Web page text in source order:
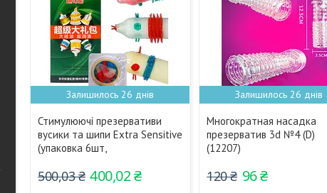
Залишилось 26 днів
Стимулюючі презервативи
вусики та шипи Extra Sensitive
(упаковка 6шт,
500,03 ₴ 400,02 ₴
Залишилось 26 днів
Многократная насадка
презерватив 3d №4 (D)
(12207)
120 ₴ 96 ₴